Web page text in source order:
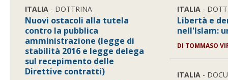
ITALIA - DOTTRINA
Nuovi ostacoli alla tutela
contro la pubblica
amministrazione (legge di
stabilità 2016 e legge delega
sul recepimento delle
Direttive contratti)
ITALIA -
Libertà e
nell'Islam:
DI TOMMASO
ITALIA -